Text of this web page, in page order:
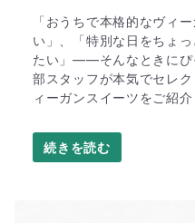
「おうちで本格的なヴィ
い」、「特別な日をちょ
たい」――そんなときにぴ
部スタッフが本気でセレ
ィーガンスイーツをご紹介